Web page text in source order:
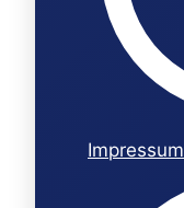
Impressum